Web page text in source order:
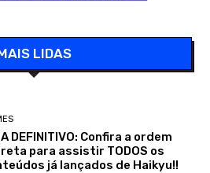
LIDAS
DEFINITIVO: Confira a ordem
para assistir TODOS os
já lançados de Haikyu!!